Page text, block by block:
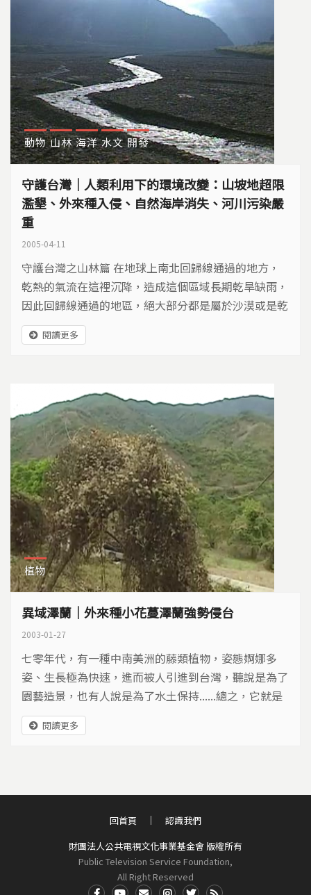
動物 山林 海洋 水文 開發
守護台灣｜人類利用下的環境改變：山坡地超限
濫墾、外來種入侵、自然海岸消失、河川污染嚴
重
2005-04-11
守護台灣之山林篇 在地球上南北回歸線通過的地方，
乾熱的氣流在這裡沉降，造成這個區域長期乾旱缺雨，
因此回歸線通過的地區，絕大部分都是屬於沙漠或是乾
旱的草原。但台灣卻是回歸線沙漠帶上，一個美麗的意
外。歐亞板塊在此交疊出中央山脈，高山將水氣攔截，
利益的驅使之下，從1912年起到1970年為止，...
閱讀更多
植物
異域澤蘭｜外來種小花蔓澤蘭強勢侵台
2003-01-27
七零年代，有一種中南美洲的藤類植物，姿態婀娜多
姿、生長極為快速，進而被人引進到台­灣，聽說是為了
園藝造景，也有人說是為了水土保持......總之，它就是
進入了台灣­。
閱讀更多
財團法人公共電視文化事業基金會 版權所有
Public Television Service Foundation,
All Right Reserved
回首頁 認識我們